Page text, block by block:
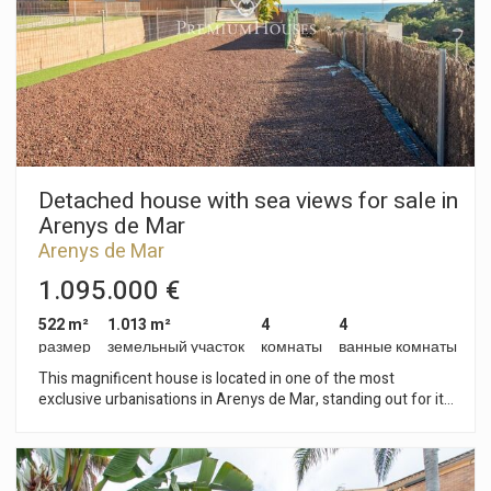
golf, as we have several golf courses in the surroundings. It is
a great opportunity for investors. Leased until June 2025
Detached house with sea views for sale in
Arenys de Mar
Arenys de Mar
1.095.000 €
522 m²
размер
1.013 m²
земельный участок
4
комнаты
4
ванные комнаты
This magnificent house is located in one of the most
exclusive urbanisations in Arenys de Mar, standing out for its
1.013 m², the property covers a total of 522 m² distributed
over two floors. Surrounded by a beautiful garden that